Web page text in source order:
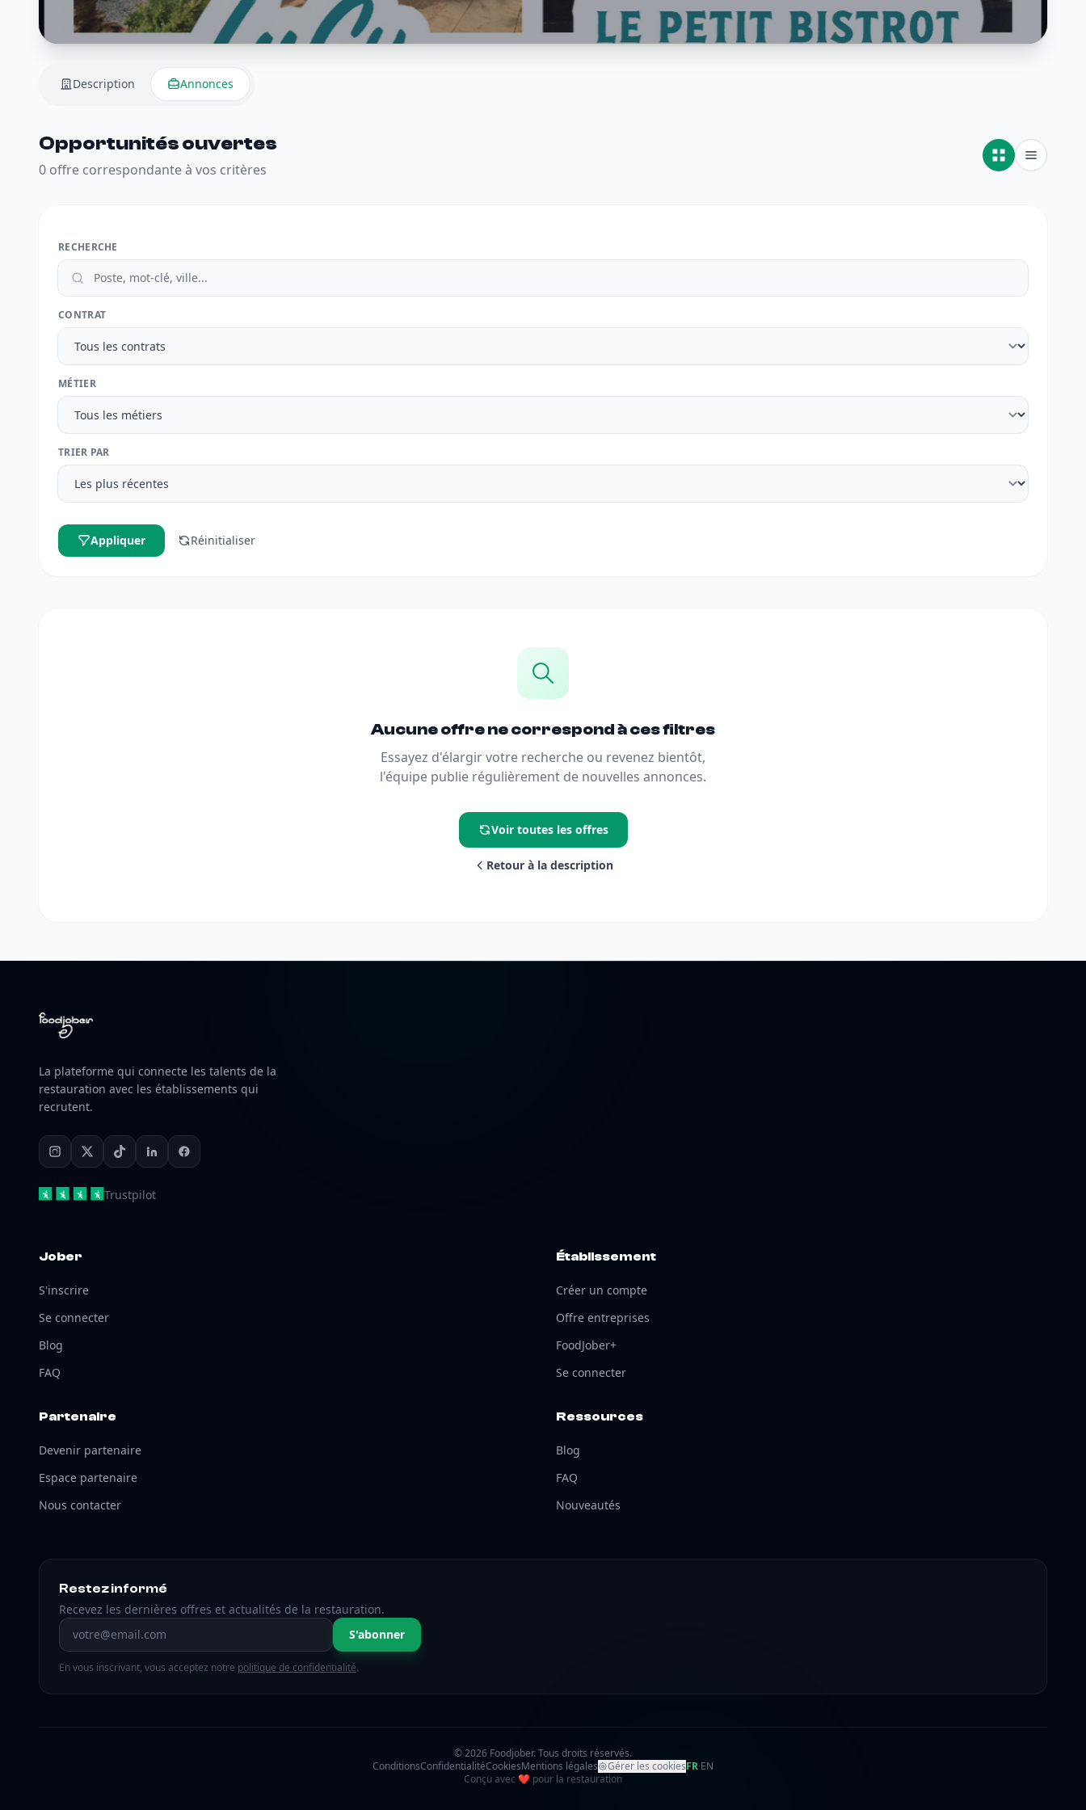
Description Annonces
Opportunités ouvertes
0 offre correspondante à vos critères
RECHERCHE
CONTRAT
MÉTIER
TRIER PAR
Appliquer Réinitialiser
Aucune offre ne correspond à ces filtres
Essayez d'élargir votre recherche ou revenez bientôt,
l'équipe publie régulièrement de nouvelles annonces.
Voir toutes les offres
Retour à la description
La plateforme qui connecte les talents de la
restauration avec les établissements qui
recrutent.
Trustpilot
Jober
S'inscrire
Se connecter
Blog
FAQ
Établissement
Créer un compte
Offre entreprises
FoodJober+
Se connecter
Partenaire
Devenir partenaire
Espace partenaire
Nous contacter
Ressources
Blog
FAQ
Nouveautés
Restez informé
Recevez les dernières offres et actualités de la restauration.
Adresse email S'abonner
En vous inscrivant, vous acceptez notre politique de confidentialité.
© 2026 Foodjober. Tous droits réservés.
ConditionsConfidentialitéCookiesMentions légales Gérer les cookiesFR·EN
Conçu avec ❤ amour
pour la restauration